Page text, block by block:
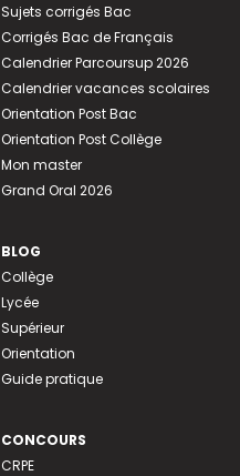
Sujets corrigés Bac
Corrigés Bac de Français
Calendrier Parcoursup 2026
Calendrier vacances scolaires
Orientation Post Bac
Orientation Post Collège
Mon master
Grand Oral 2026
BLOG
Collège
Lycée
Supérieur
Orientation
Guide pratique
CONCOURS
CRPE